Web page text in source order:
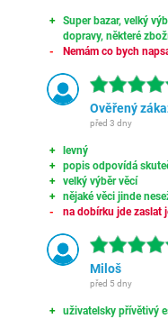
Super bazar, velký
dopravy, některé
Nemám co bych
Ověřený
před 3 dny
levný
popis odpovídá
velký výběr věcí
nějaké věci jinde
na dobírku jde zaslat
Miloš
před 5 dny
uživatelsky přívětivý